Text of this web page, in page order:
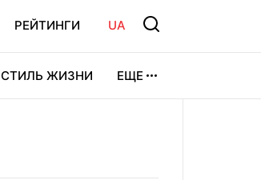
РЕЙТИНГИ UA
СТИЛЬ ЖИЗНИ ЕЩЕ